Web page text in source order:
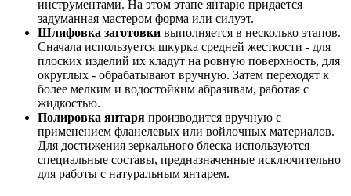
инструментами. На этом этапе янтарю придается
задуманная мастером форма или силуэт.
Шлифовка заготовки выполняется в несколько этапов.
Сначала используется шкурка средней жесткости - для
плоских изделий их кладут на ровную поверхность, для
округлых - обрабатывают вручную. Затем переходят к
более мелким и водостойким абразивам, работая с
жидкостью.
Полировка янтаря производится вручную с
применением фланелевых или войлочных материалов.
Для достижения зеркального блеска используются
специальные составы, предназначенные исключительно
для работы с натуральным янтарем.